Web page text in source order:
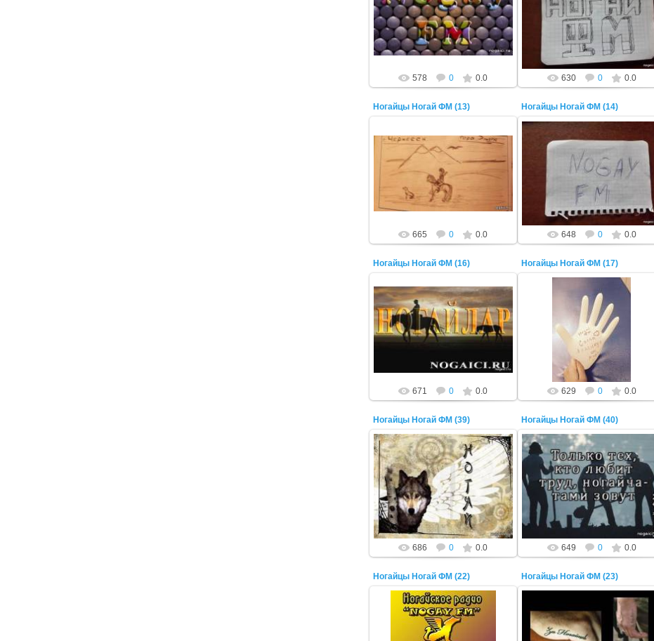
22 Октября 2014
ADMIN
578 0 0.0
22 Октября 2014
ADMIN
630 0 0.0
Ногайцы Ногай ФМ (13)
22 Октября 2014
ADMIN
665 0 0.0
Ногайцы Ногай ФМ (14)
22 Октября 2014
ADMIN
648 0 0.0
Ногайцы Ногай ФМ (16)
22 Октября 2014
ADMIN
671 0 0.0
Ногайцы Ногай ФМ (17)
22 Октября 2014
ADMIN
629 0 0.0
Ногайцы Ногай ФМ (39)
22 Октября 2014
ADMIN
686 0 0.0
Ногайцы Ногай ФМ (40)
22 Октября 2014
ADMIN
649 0 0.0
Ногайцы Ногай ФМ (22)
22 Октября 2014
Ногайцы Ногай ФМ (23)
22 Октября 2014